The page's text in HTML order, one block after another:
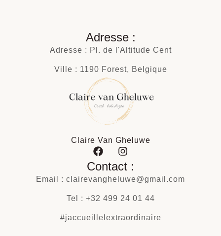
Adresse :
Adresse : Pl. de l'Altitude Cent
Ville : 1190 Forest, Belgique
Claire Van Gheluwe
Contact :
Email : clairevangheluwe@gmail.com
Tel : +32 499 24 01 44
#jaccueillelextraordinaire